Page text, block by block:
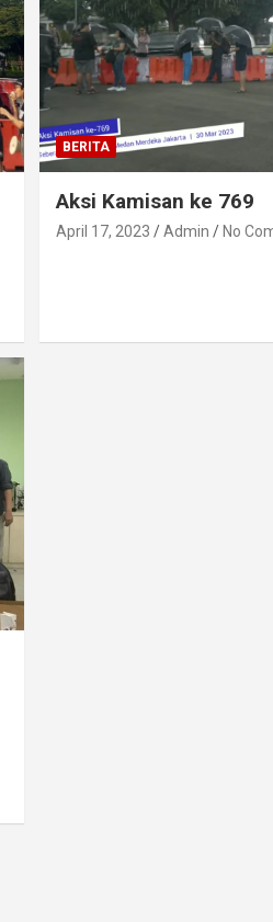
BERITA
Aksi Kamisan ke 769
April 17, 2023 Admin No